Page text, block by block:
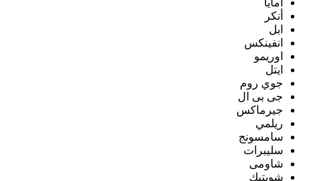
أمايا
أنكر
ابل
انفينكس
اوريمو
ايتل
جوي روم
جى بى ال
جيرماكس
ريلمي
سامسونج
سليبرات
شاومى
شويتيك